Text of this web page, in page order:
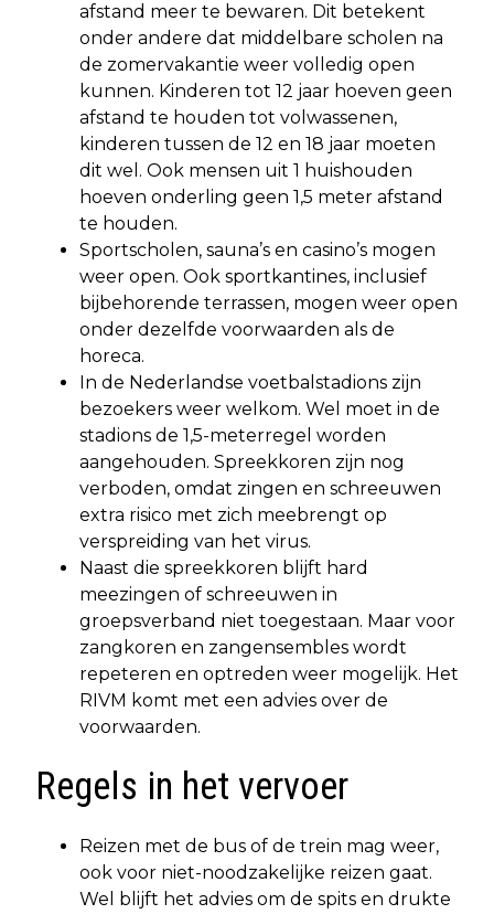
afstand meer te bewaren. Dit betekent
onder andere dat middelbare scholen na
de zomervakantie weer volledig open
kunnen. Kinderen tot 12 jaar hoeven geen
afstand te houden tot volwassenen,
kinderen tussen de 12 en 18 jaar moeten
dit wel. Ook mensen uit 1 huishouden
hoeven onderling geen 1,5 meter afstand
te houden.
Sportscholen, sauna’s en casino’s mogen
weer open. Ook sportkantines, inclusief
bijbehorende terrassen, mogen weer open
onder dezelfde voorwaarden als de
horeca.
In de Nederlandse voetbalstadions zijn
bezoekers weer welkom. Wel moet in de
stadions de 1,5-meterregel worden
aangehouden. Spreekkoren zijn nog
verboden, omdat zingen en schreeuwen
extra risico met zich meebrengt op
verspreiding van het virus.
Naast die spreekkoren blijft hard
meezingen of schreeuwen in
groepsverband niet toegestaan. Maar voor
zangkoren en zangensembles wordt
repeteren en optreden weer mogelijk. Het
RIVM komt met een advies over de
voorwaarden.
Regels in het vervoer
Reizen met de bus of de trein mag weer,
ook voor niet-noodzakelijke reizen gaat.
Wel blijft het advies om de spits en drukte